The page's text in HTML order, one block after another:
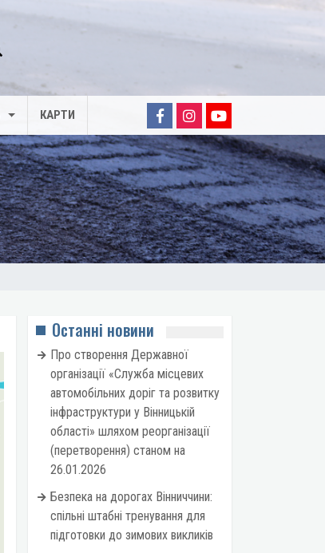
КАРТИ
Останні новини
Про створення Державної
організації «Служба місцевих
автомобільних доріг та розвитку
інфраструктури у Вінницькій
області» шляхом реорганізації
(перетворення) станом на
26.01.2026
Безпека на дорогах Вінниччини:
спільні штабні тренування для
підготовки до зимових викликів